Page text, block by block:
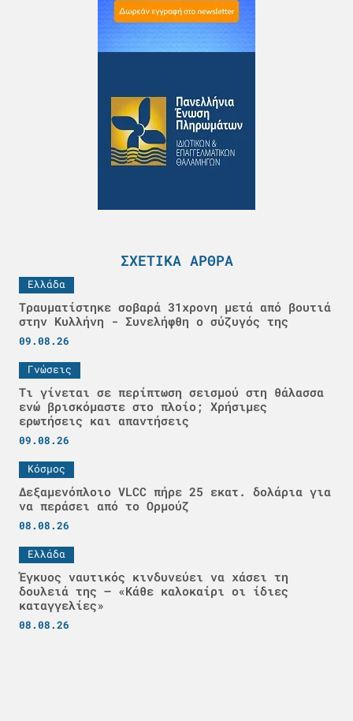
ΣΧΕΤΙΚΆ ΆΡΘΡΑ
Ελλάδα
Τραυματίστηκε σοβαρά 31χρονη μετά από βουτιά
στην Κυλλήνη - Συνελήφθη ο σύζυγός της
09.08.26
Γνώσεις
Τι γίνεται σε περίπτωση σεισμού στη θάλασσα
ενώ βρισκόμαστε στο πλοίο; Χρήσιμες
ερωτήσεις και απαντήσεις
09.08.26
Κόσμος
Δεξαμενόπλοιο VLCC πήρε 25 εκατ. δολάρια για
να περάσει από το Ορμούζ
08.08.26
Ελλάδα
Έγκυος ναυτικός κινδυνεύει να χάσει τη
δουλειά της – «Κάθε καλοκαίρι οι ίδιες
καταγγελίες»
08.08.26